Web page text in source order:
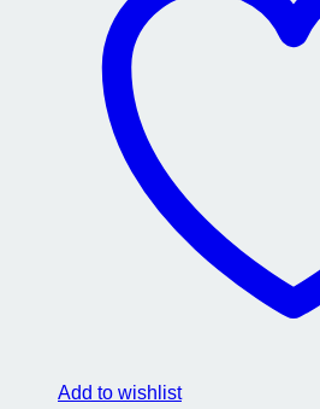
Add to wishlist